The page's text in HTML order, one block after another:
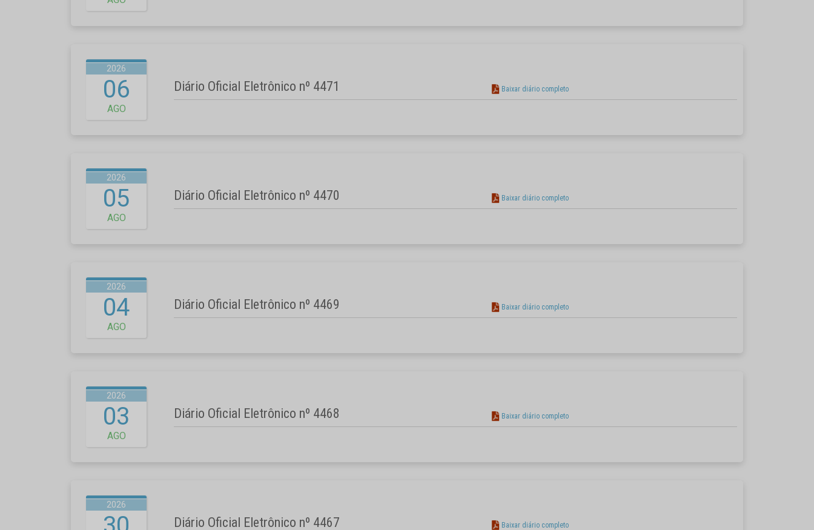
2026
06
AGO
Diário Oficial Eletrônico nº 4471 Baixar diário completo
2026
05
AGO
Diário Oficial Eletrônico nº 4470 Baixar diário completo
2026
04
AGO
Diário Oficial Eletrônico nº 4469 Baixar diário completo
2026
03
AGO
Diário Oficial Eletrônico nº 4468 Baixar diário completo
2026
Diário Oficial Eletrônico nº 4467 Baixar diário completo